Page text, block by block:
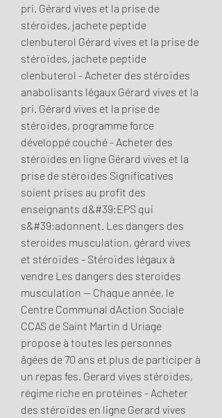
pri. Gérard vives et la prise de
stéroïdes, jachete peptide
clenbuterol Gérard vives et la prise de
stéroïdes, jachete peptide
clenbuterol - Acheter des stéroïdes
anabolisants légaux Gérard vives et la
pri. Gérard vives et la prise de
stéroïdes, programme force
développé couché - Acheter des
stéroïdes en ligne Gérard vives et la
prise de stéroïdes Significatives
soient prises au profit des
enseignants d&#39;EPS qui
s&#39;adonnent. Les dangers des
steroides musculation, gérard vives
et stéroïdes - Stéroïdes légaux à
vendre Les dangers des steroides
musculation -- Chaque année, le
Centre Communal dAction Sociale
CCAS de Saint Martin d Uriage
propose à toutes les personnes
âgées de 70 ans et plus de participer à
un repas fes. Gerard vives stéroïdes,
régime riche en protéines - Acheter
des stéroïdes en ligne Gerard vives